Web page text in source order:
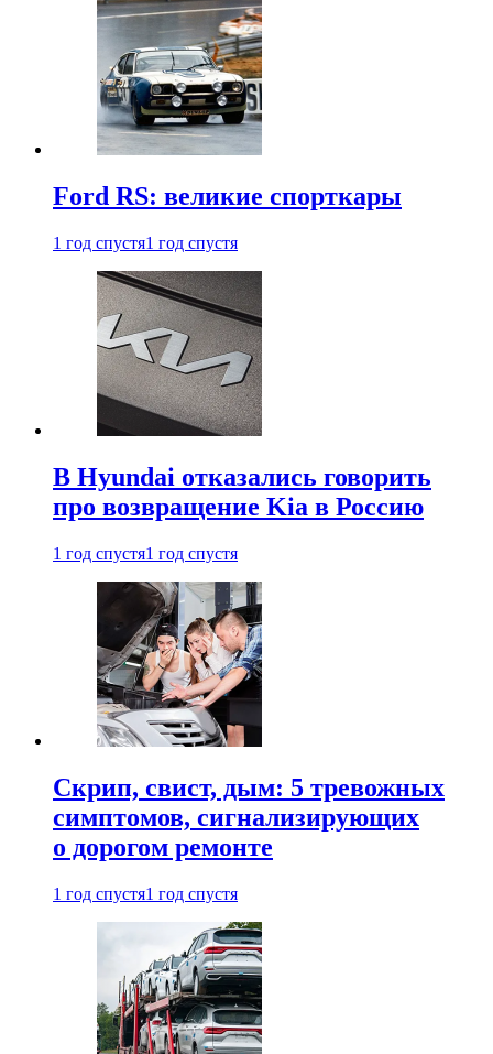
Ford RS: великие спорткары
1 год спустя1 год спустя
В Hyundai отказались говорить
про возвращение Kia в Россию
1 год спустя1 год спустя
Скрип, свист, дым: 5 тревожных
симптомов, сигнализирующих
о дорогом ремонте
1 год спустя1 год спустя